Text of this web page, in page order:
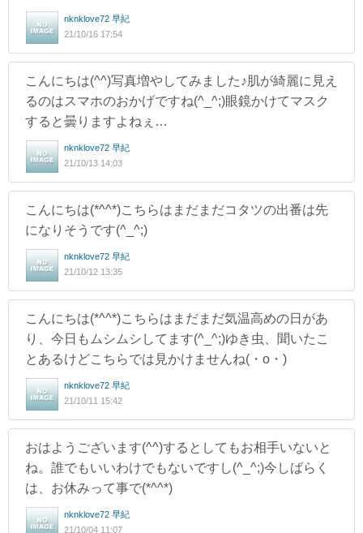
nknklove72 早紀
21/10/16 17:54
こんにちは(^^)写真増やしてみました♪肌が綺麗に見え
るのはスマホのおかげですね(^_^;)眼鏡かけてマスク
すると曇りますよねぇ…
nknklove72 早紀
21/10/13 14:03
こんにちは(*^^*)こちらはまだまだコタツの出番は先
になりそうです(^_^;)
nknklove72 早紀
21/10/12 13:35
こんにちは(*^^*)こちらはまだまだ気温高めの日があ
り、今日もムシムシしてます(^_^;)ゆき虫、聞いたこ
とあるけどこちらでは見かけませんね(・o・)
nknklove72 早紀
21/10/11 15:42
おはようございます(^^)するとしてもお相手いないと
ね。誰でもいいわけでもないですし(^_^;)今しばらく
は、お休みって事で(*^^*)
nknklove72 早紀
21/10/04 11:07